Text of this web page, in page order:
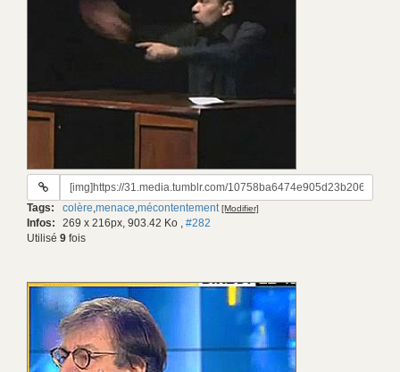
URL
gif:
Tags: colère,menace,mécontentement [Modifier]
Infos: 269 x 216px, 903.42 Ko , #282
Utilisé 9 fois